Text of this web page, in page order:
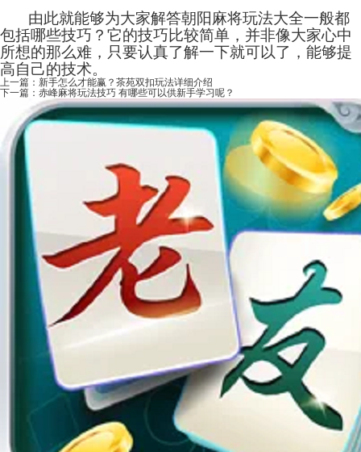
由此就能够为大家解答朝阳麻将玩法大全一般都
包括哪些技巧？它的技巧比较简单，并非像大家心中
所想的那么难，只要认真了解一下就可以了，能够提
高自己的技术。
上一篇： 新手怎么才能赢？茶苑双扣玩法详细介绍
下一篇： 赤峰麻将玩法技巧 有哪些可以供新手学习呢？